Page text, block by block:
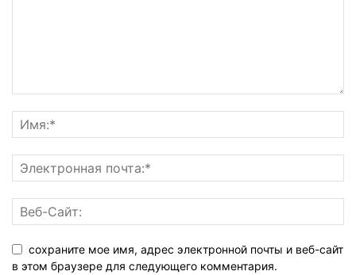
сохраните мое имя, адрес электронной почты и веб-сайт
в этом браузере для следующего комментария.